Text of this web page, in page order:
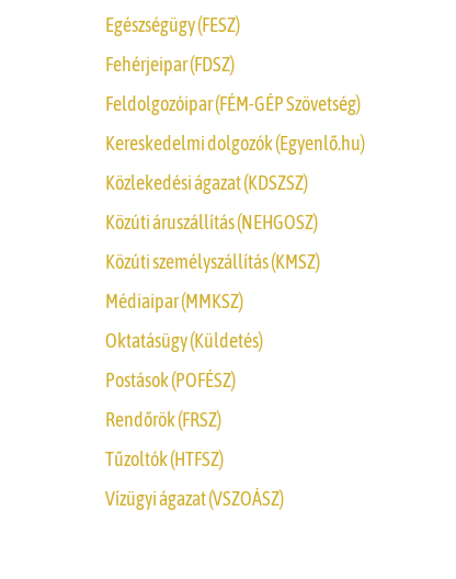
Egészségügy (FESZ)
Fehérjeipar (FDSZ)
Feldolgozóipar (FÉM-GÉP Szövetség)
Kereskedelmi dolgozók (Egyenlő.hu)
Közlekedési ágazat (KDSZSZ)
Közúti áruszállítás (NEHGOSZ)
Közúti személyszállítás (KMSZ)
Médiaipar (MMKSZ)
Oktatásügy (Küldetés)
Postások (POFÉSZ)
Rendőrök (FRSZ)
Tűzoltók (HTFSZ)
Vízügyi ágazat (VSZOÁSZ)